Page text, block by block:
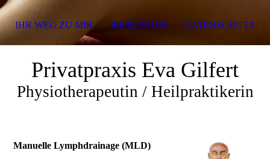
Privatpraxis Eva Gilfert
Physiotherapeutin / Heilpraktikerin
Manuelle Lymphdrainage (MLD)
IHR WEG ZU MIR IMPRESSUM DATENSCHUTZ